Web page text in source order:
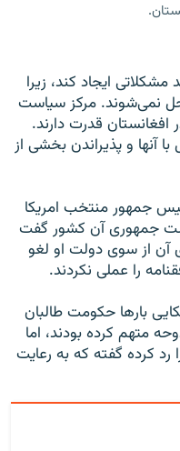
ایجاد کند، زیرا
نمی‌شوند. مرکز سیاست
قدرت دارند.
آنها و پذیراندن بخشی از
جمهور منتخب امریکا
جمهوری آن کشور گفت
آن از سوی دولت او لغو
را عملی نکردند.
بارها حکومت طالبان
متهم کرده بودند، اما
رد کرده گفته که به رعایت